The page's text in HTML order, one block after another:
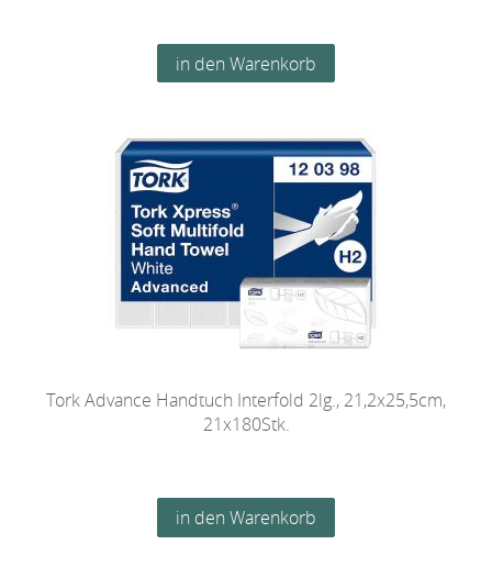
Tork Advance Handtuch Interfold 2lg., 21,2x25,5cm,
21x180Stk.